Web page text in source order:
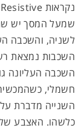
שמעל המסך יש
לשניה, והשכבה
השכבות נמצאת
השכבה העליונה
חשמלי, כשהמכשיר
השנייה מדברת
כלשהו. האצבע